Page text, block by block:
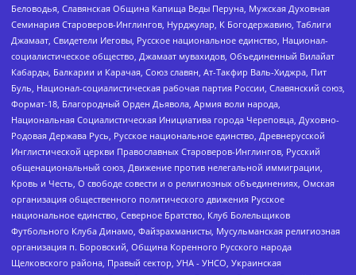
Беловодья, Славянская Община Капища Веды Перуна, Мужская Духовная
Семинария Староверов-Инглингов, Нурджулар, К Богодержавию, Таблиги
Джамаат, Свидетели Иеговы, Русское национальное единство, Национал-
социалистическое общество, Джамаат мувахидов, Объединенный Вилайат
Кабарды, Балкарии и Карачая, Союз славян, Ат-Такфир Валь-Хиджра, Пит
Буль, Национал-социалистическая рабочая партия России, Славянский союз,
Формат-18, Благородный Орден Дьявола, Армия воли народа,
Национальная Социалистическая Инициатива города Череповца, Духовно-
Родовая Держава Русь, Русское национальное единство, Древнерусской
Инглистической церкви Православных Староверов-Инглингов, Русский
общенациональный союз, Движение против нелегальной иммиграции,
Кровь и Честь, О свободе совести и о религиозных объединениях, Омская
организация общественного политического движения Русское
национальное единство, Северное Братство, Клуб Болельщиков
Футбольного Клуба Динамо, Файзрахманисты, Мусульманская религиозная
организация п. Боровский, Община Коренного Русского народа
Щелковского района, Правый сектор, УНА - УНСО, Украинская